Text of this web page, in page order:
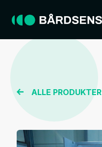
ALLE PRODUKTER